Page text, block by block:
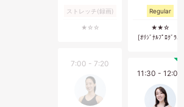
が過ぎてしまった場合、レッスン１回消化
入館時間はレッスン前１５分から、退館時
はご利用いただけません。スパ・サウナ・
回数の有効期限は、当月1日～末日となって
繰り越しは出来ませんので、予めご了承く
ストレッチ(録画)
★☆☆
7:00 - 7:20
Regular
★★☆
[ｵﾘｼﾞﾅﾙﾌﾟﾛｸﾞﾗﾑ]
11:30 - 12:00